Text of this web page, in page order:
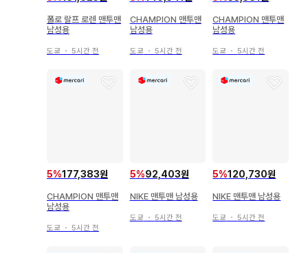
폴로 랄프 로렌 맨투맨
남성용
도쿄 ・ 5시간 전
CHAMPION 맨투맨
남성용
도쿄 ・ 5시간 전
CHAMPION 맨투맨
남성용
도쿄 ・5시간 전
5%177,383원
CHAMPION 맨투맨
남성용
도쿄 ・ 5시간 전
5%92,403원
NIKE 맨투맨 남성용
도쿄 ・ 5시간 전
5%120,730원
NIKE 맨투맨 남성용
도쿄 ・5시간 전